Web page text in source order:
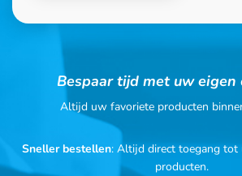
Bespaar tijd met uw eigen
Altijd uw favoriete producten
Sneller bestellen: Altijd direct toegang
producten.